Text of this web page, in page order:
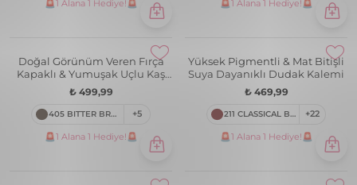
🚨1 Alana 1 Hediye!🚨 🚨1 Alana 1 Hediye!🚨
Doğal Görünüm Veren Fırça
Kapaklı & Yumuşak Uçlu Kaş
Kalemi
₺ 499,99
405 BITTER BROWN +5
🚨1 Alana 1 Hediye!🚨
Yüksek Pigmentli & Mat Bitişli
Suya Dayanıklı Dudak Kalemi
₺ 469,99
211 CLASSICAL BROWN +22
🚨1 Alana 1 Hediye!🚨